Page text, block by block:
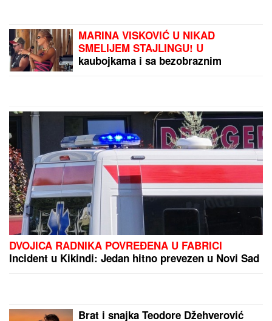
NEUSPEŠNIH POKUŠAJA"Voditeljka sa mužem
slavi 16 godina braka: "Dovoljni smo jedno drugom"
NAPUŠTA CRVENU ZVEZDU?
"HTEO SAM DA SE ZAMONAŠIM"
Dejan Stanković Kralj otkrio ko je
doktorka koju ženi, šokirao detaljima
iz života: "Nema vila i kamiona"
(VIDEO)
kakav odnos ima sa Željkovom UNUKOM EMOM -